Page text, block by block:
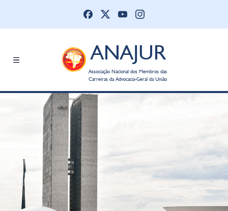
ANAJUR
Associação Nacional dos Membros das
Carreiras da Advocacia-Geral da União